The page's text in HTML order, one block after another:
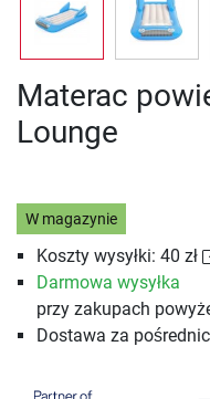
Materac
Lounge
W magazynie
Koszty wysyłki: 40 zł
Darmowa wysyłka
przy zakupach
Dostawa za